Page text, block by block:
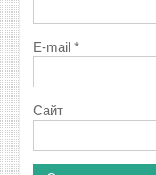
E-mail*
Сайт